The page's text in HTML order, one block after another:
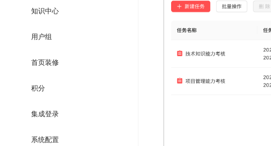
知识中心
用户组
首页装修
积分
集成登录
系统配置